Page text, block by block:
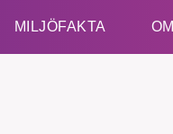
MILJÖFAKTA